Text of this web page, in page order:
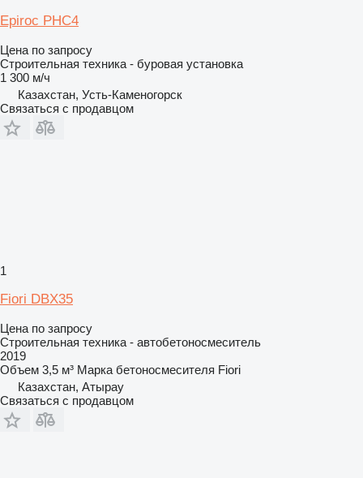
Epiroc PHC4
Цена по запросу
Строительная техника - буровая установка
1 300 м/ч
Казахстан, Усть-Каменогорск
Связаться с продавцом
1
Fiori DBX35
Цена по запросу
Строительная техника - автобетоносмеситель
2019
Объем 3,5 м³ Марка бетоносмесителя Fiori
Казахстан, Атырау
Связаться с продавцом